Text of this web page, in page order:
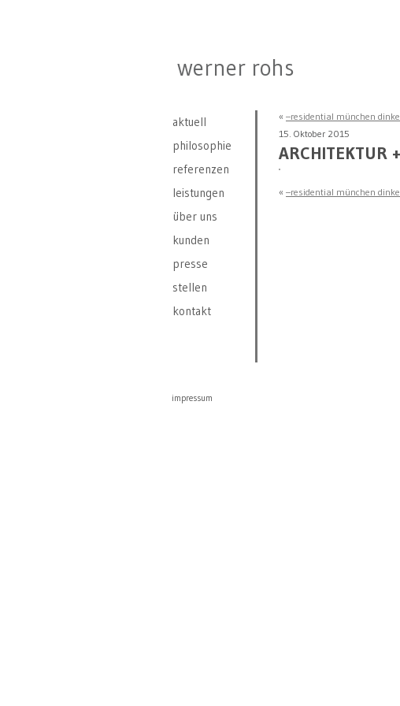
werner rohs
aktuell
philosophie
referenzen
leistungen
über uns
kunden
presse
stellen
kontakt
« –residential münchen
15. Oktober 2015
ARCHITEKTUR
« –residential münchen
impressum